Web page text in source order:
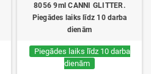
8056 9ml CANNI GLITTER.
Piegādes laiks līdz 10 darba
dienām
Piegādes laiks līdz 10 darba
dienām